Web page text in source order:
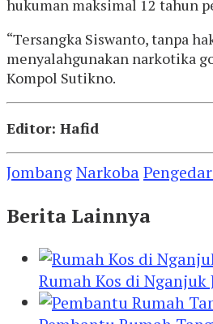
hukuman maksimal 12 tahun
“Tersangka Siswanto, tanpa
menyalahgunakan narkotika
Kompol Sutikno.
Editor: Hafid
JombangNarkoba
Berita Lainnya
Rumah Kos di Nganjuk